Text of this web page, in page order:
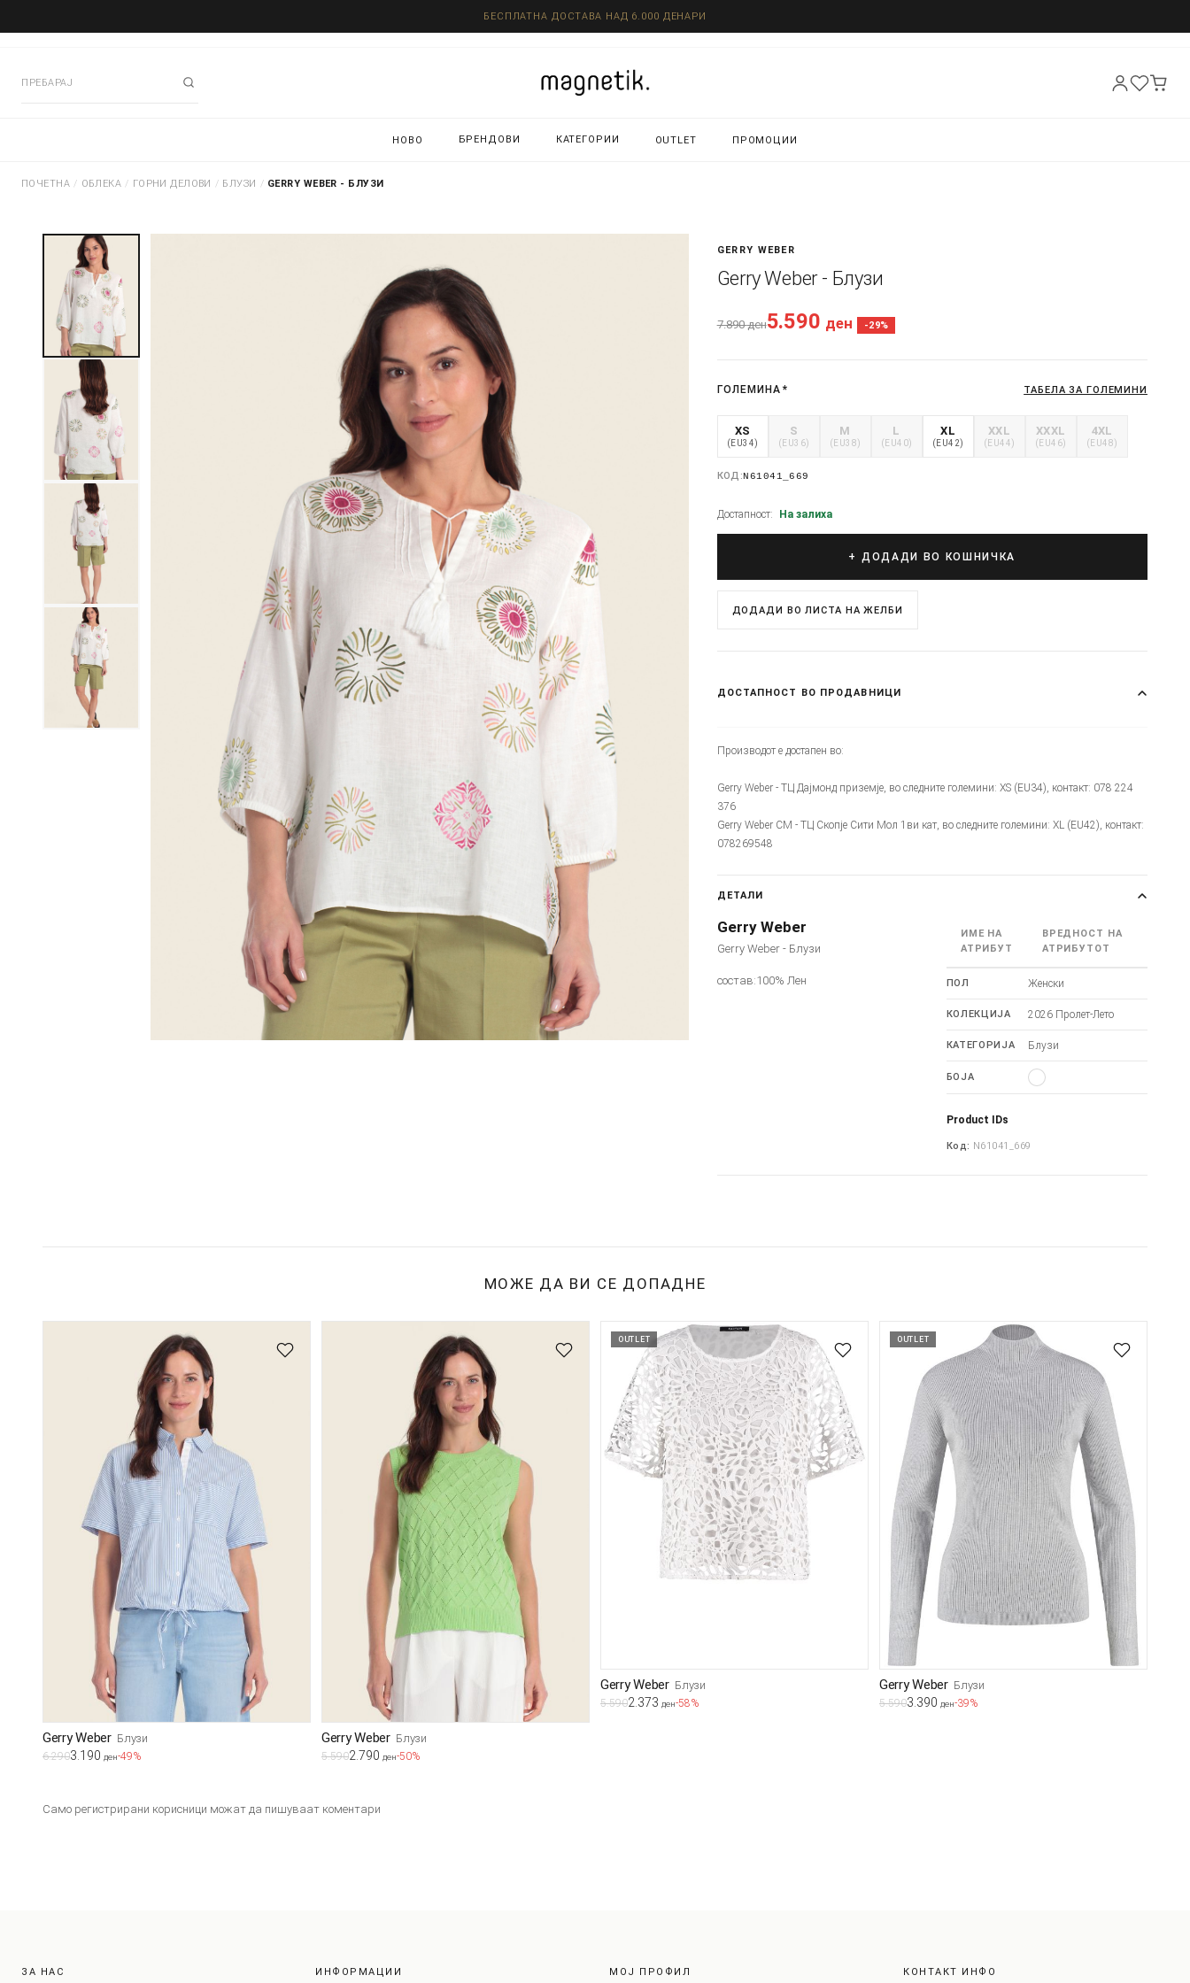
БЕСПЛАТНА ДОСТАВА НАД 6.000 ДЕНАРИ
НОВО БРЕНДОВИ КАТЕГОРИИ OUTLET ПРОМОЦИИ
ПОЧЕТНА / ОБЛЕКА / ГОРНИ ДЕЛОВИ / БЛУЗИ / GERRY WEBER - БЛУЗИ
GERRY WEBER
Gerry Weber - Блузи
7.890ден5.590 ден -29%
ГОЛЕМИНА * ТАБЕЛА ЗА ГОЛЕМИНИ
XS
(EU34)
S
(EU36)
M
(EU38)
L
(EU40)
XL
(EU42)
XXL
(EU44)
XXXL
(EU46)
4XL
(EU48)
КОД:N61041_669
Достапност: На залиха
+ ДОДАДИ ВО КОШНИЧКА
ДОДАДИ ВО ЛИСТА НА ЖЕЛБИ
ДОСТАПНОСТ ВО ПРОДАВНИЦИ
Производот е достапен во:
Gerry Weber - ТЦ Дајмонд приземје, во следните големини: XS (EU34), контакт: 078 224
376
Gerry Weber CM - ТЦ Скопје Сити Мол 1ви кат, во следните големини: XL (EU42), контакт:
078269548
ДЕТАЛИ
Gerry Weber
Gerry Weber - Блузи
состав:100% Лен
ИМЕ НА
АТРИБУТ
ВРЕДНОСТ НА
АТРИБУТОТ
ПОЛ Женски
КОЛЕКЦИЈА 2026 Пролет-Лето
КАТЕГОРИЈА Блузи
БОЈА
Product IDs
Код: N61041_669
МОЖЕ ДА ВИ СЕ ДОПАДНЕ
Gerry Weber Блузи
6.2903.190 ден-49%
Gerry Weber Блузи
5.5902.790 ден-50%
OUTLET
Gerry Weber Блузи
5.5902.373 ден-58%
OUTLET
Gerry Weber Блузи
5.5903.390 ден-39%
Само регистрирани корисници можат да пишуваат коментари
ЗА НАС ИНФОРМАЦИИ МОЈ ПРОФИЛ КОНТАКТ ИНФО